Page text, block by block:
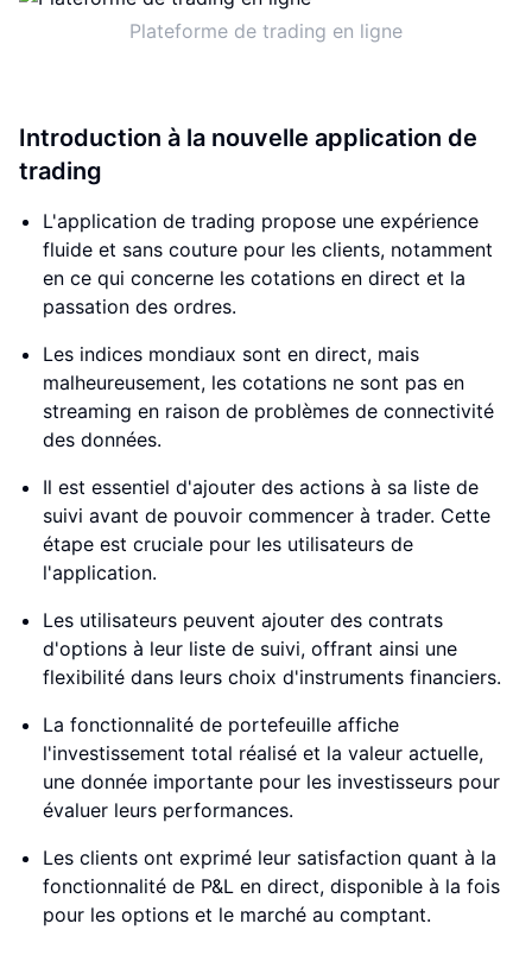
Plateforme de trading en ligne
Introduction à la nouvelle application de
trading
L'application de trading propose une expérience
fluide et sans couture pour les clients, notamment
en ce qui concerne les cotations en direct et la
passation des ordres.
Les indices mondiaux sont en direct, mais
malheureusement, les cotations ne sont pas en
streaming en raison de problèmes de connectivité
des données.
Il est essentiel d'ajouter des actions à sa liste de
suivi avant de pouvoir commencer à trader. Cette
étape est cruciale pour les utilisateurs de
l'application.
Les utilisateurs peuvent ajouter des contrats
d'options à leur liste de suivi, offrant ainsi une
flexibilité dans leurs choix d'instruments financiers.
La fonctionnalité de portefeuille affiche
l'investissement total réalisé et la valeur actuelle,
une donnée importante pour les investisseurs pour
évaluer leurs performances.
Les clients ont exprimé leur satisfaction quant à la
fonctionnalité de P&L en direct, disponible à la fois
pour les options et le marché au comptant.